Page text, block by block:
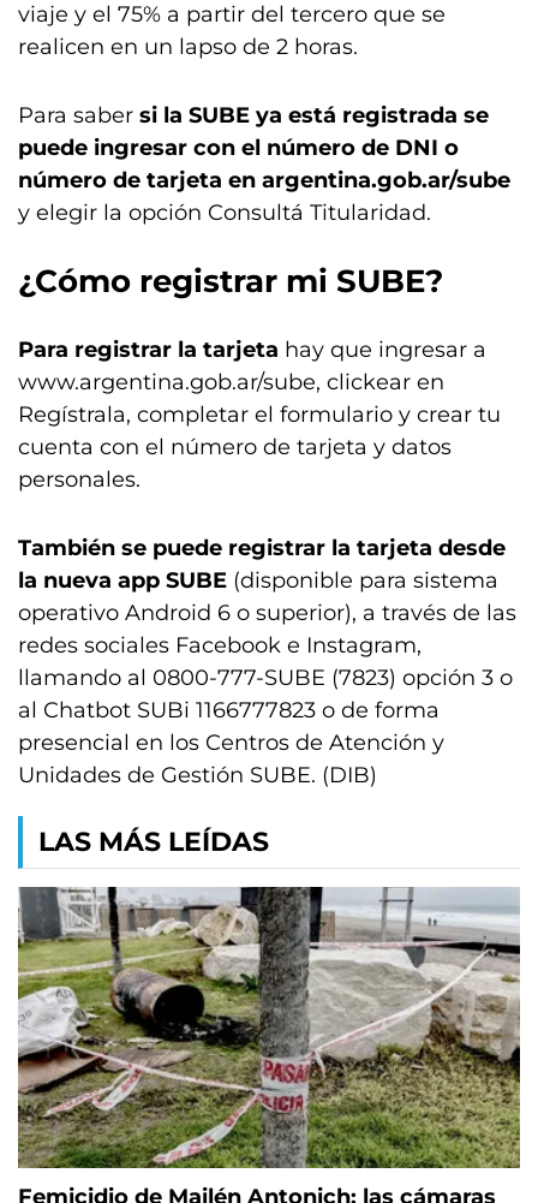
viaje y el 75% a partir del tercero que se
realicen en un lapso de 2 horas.
Para saber si la SUBE ya está registrada se
puede ingresar con el número de DNI o
número de tarjeta en argentina.gob.ar/sube
y elegir la opción Consultá Titularidad.
¿Cómo registrar mi SUBE?
Para registrar la tarjeta hay que ingresar a
www.argentina.gob.ar/sube, clickear en
Regístrala, completar el formulario y crear tu
cuenta con el número de tarjeta y datos
personales.
También se puede registrar la tarjeta desde
la nueva app SUBE (disponible para sistema
operativo Android 6 o superior), a través de las
redes sociales Facebook e Instagram,
llamando al 0800-777-SUBE (7823) opción 3 o
al Chatbot SUBi 1166777823 o de forma
presencial en los Centros de Atención y
Unidades de Gestión SUBE. (DIB)
LAS MÁS LEÍDAS
Femicidio de Mailén Antonich: las cámaras